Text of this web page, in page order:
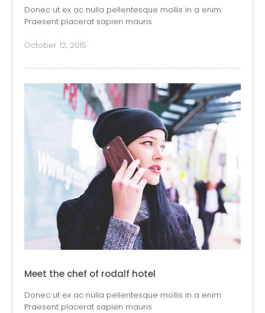
Donec ut ex ac nulla pellentesque mollis in a enim.
Praesent placerat sapien mauris
October 12, 2015
Meet the chef of rodalf hotel
Donec ut ex ac nulla pellentesque mollis in a enim.
Praesent placerat sapien mauris